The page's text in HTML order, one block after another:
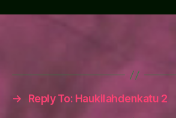
→ Reply To: Haukilahdenkatu 2